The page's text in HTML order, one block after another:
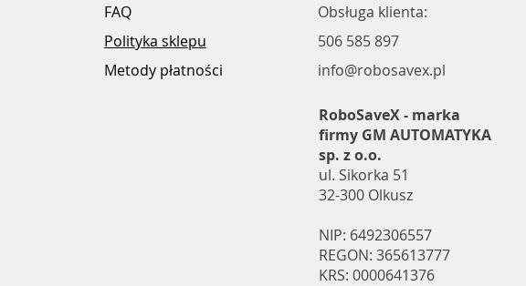
FAQ
Polityka sklepu
Metody płatności
Obsługa klienta:
506 585 897
info@robosavex.pl
RoboSaveX - marka
firmy GM AUTOMATYKA
sp. z o.o.
ul. Sikorka 51
32-300 Olkusz
NIP: 6492306557
REGON: 365613777
KRS: 0000641376